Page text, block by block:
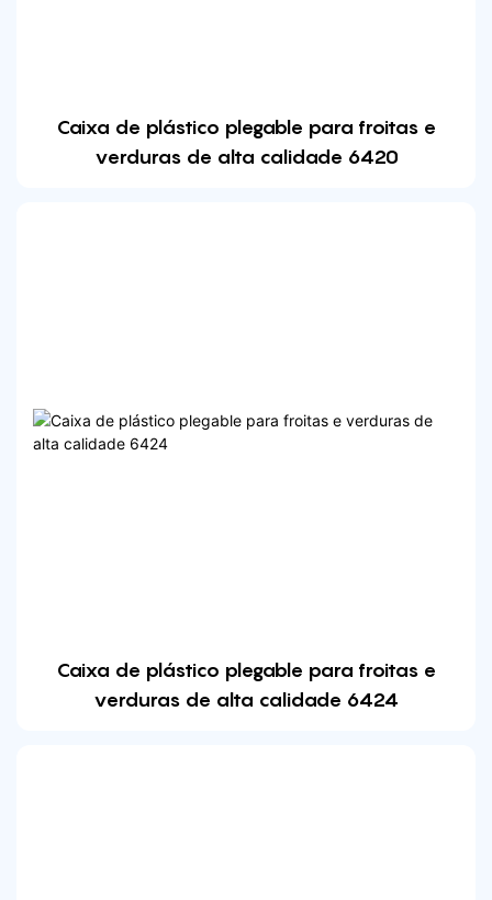
Caixa de plástico plegable para froitas e
verduras de alta calidade 6420
Caixa de plástico plegable para froitas e
verduras de alta calidade 6424